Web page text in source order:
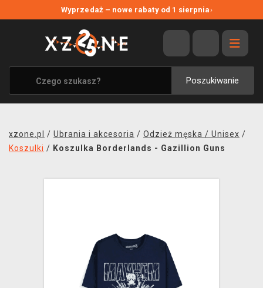
Wyprzedaż – nowe rabaty od 1 sierpnia›
Poszukiwanie
WYPRZEDAŻ
WSZYSTKIE MARKI
XZONE ORIGINALS
UBRANIA I AKCESORIA
SOUNDTRACKI
xzone.pl / Ubrania i akcesoria / Odzież męska / Unisex /
Koszulki / Koszulka Borderlands - Gazillion Guns